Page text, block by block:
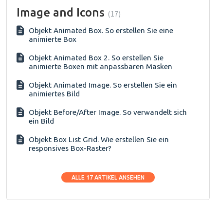
Image and Icons 17
Objekt Animated Box. So erstellen Sie eine
animierte Box
Objekt Animated Box 2. So erstellen Sie
animierte Boxen mit anpassbaren Masken
Objekt Animated Image. So erstellen Sie ein
animiertes Bild
Objekt Before/After Image. So verwandelt sich
ein Bild
Objekt Box List Grid. Wie erstellen Sie ein
responsives Box-Raster?
ALLE 17 ARTIKEL ANSEHEN